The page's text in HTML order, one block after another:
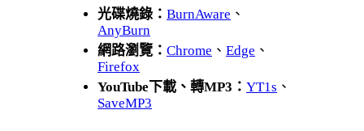
光碟燒錄： BurnAware 、
AnyBurn
網路瀏覽： Chrome 、 Edge 、
Firefox
YouTube下載、轉MP3： YT1s 、
SaveMP3